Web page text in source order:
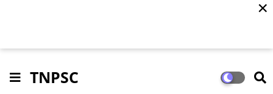
TNPSC
✕